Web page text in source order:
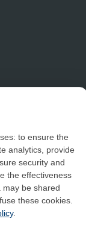
to ensure the
analytics, provide
security and
the effectiveness
may be shared
these cookies.
.